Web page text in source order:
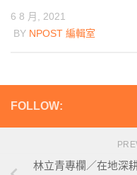
6 8 月, 2021
BY NPOST 編輯室
FOLLOW:
林立青專欄／在地深